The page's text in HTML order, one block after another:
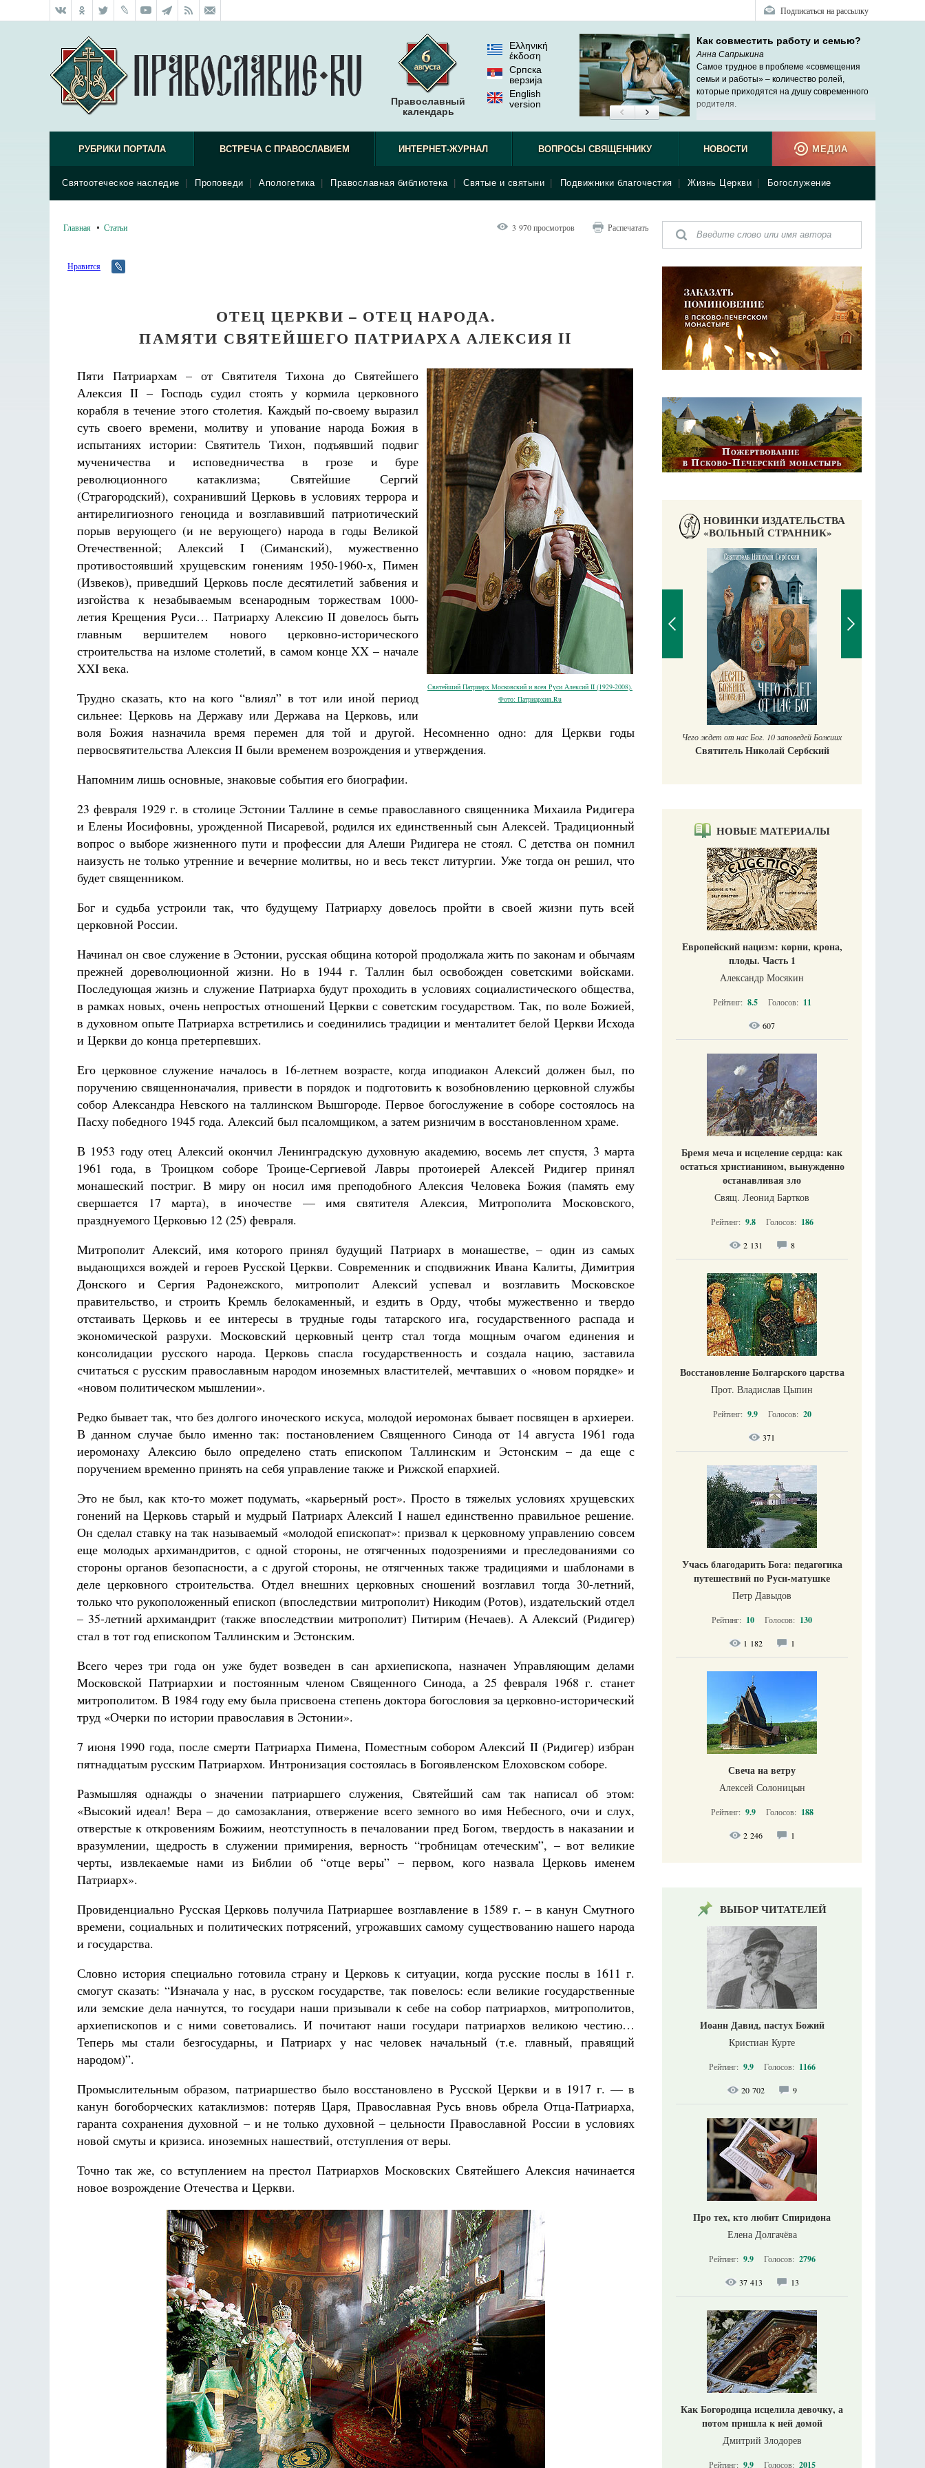
Подписаться на рассылку
Православный
календарь
Ελληνική
έκδοση
Српска
верзиjа
English
version
Как совместить работу и семью?
Анна Сапрыкина
Самое трудное в проблеме «совмещения
семьи и работы» – количество ролей,
которые приходятся на душу современного
родителя.
РУБРИКИ ПОРТАЛА ВСТРЕЧА С ПРАВОСЛАВИЕМ
Святоотеческое наследие Проповеди Апологетика Православная библиотека Святые и святыни Подвижники благочестия Жизнь Церкви Богослужение
ИНТЕРНЕТ-ЖУРНАЛ ВОПРОСЫ СВЯЩЕННИКУ НОВОСТИ МЕДИА
Главная Статьи 3 970 просмотров Распечатать
Нравится
ОТЕЦ ЦЕРКВИ – ОТЕЦ НАРОДА.
ПАМЯТИ СВЯТЕЙШЕГО ПАТРИАРХА АЛЕКСИЯ II
Святейший Патриарх Московский и всея Руси Алексий II (1929-2008).
Фото: Патриархия.Ru
Пяти Патриархам – от Святителя Тихона до Святейшего
Алексия II – Господь судил стоять у кормила церковного
корабля в течение этого столетия. Каждый по-своему выразил
суть своего времени, молитву и упование народа Божия в
испытаниях истории: Святитель Тихон, подъявший подвиг
мученичества и исповедничества в грозе и буре
революционного катаклизма; Святейшие Сергий
(Страгородский), сохранивший Церковь в условиях террора и
антирелигиозного геноцида и возглавивший патриотический
порыв верующего (и не верующего) народа в годы Великой
Отечественной; Алексий I (Симанский), мужественно
противостоявший хрущевским гонениям 1950-1960-х, Пимен
(Извеков), приведший Церковь после десятилетий забвения и
изгойства к незабываемым всенародным торжествам 1000-
летия Крещения Руси… Патриарху Алексию II довелось быть
главным вершителем нового церковно-исторического
строительства на изломе столетий, в самом конце XX – начале
XXI века.
Трудно сказать, кто на кого “влиял” в тот или иной период
сильнее: Церковь на Державу или Держава на Церковь, или
воля Божия назначила время перемен для той и другой. Несомненно одно: для Церкви годы
первосвятительства Алексия II были временем возрождения и утверждения.
Напомним лишь основные, знаковые события его биографии.
23 февраля 1929 г. в столице Эстонии Таллине в семье православного священника Михаила Ридигера
и Елены Иосифовны, урожденной Писаревой, родился их единственный сын Алексей. Традиционный
вопрос о выборе жизненного пути и профессии для Алеши Ридигера не стоял. С детства он помнил
наизусть не только утренние и вечерние молитвы, но и весь текст литургии. Уже тогда он решил, что
будет священником.
Бог и судьба устроили так, что будущему Патриарху довелось пройти в своей жизни путь всей
церковной России.
Начинал он свое служение в Эстонии, русская община которой продолжала жить по законам и обычаям
прежней дореволюционной жизни. Но в 1944 г. Таллин был освобожден советскими войсками.
Последующая жизнь и служение Патриарха будут проходить в условиях социалистического общества,
в рамках новых, очень непростых отношений Церкви с советским государством. Так, по воле Божией,
в духовном опыте Патриарха встретились и соединились традиции и менталитет белой Церкви Исхода
и Церкви до конца претерпевших.
Его церковное служение началось в 16-летнем возрасте, когда иподиакон Алексий должен был, по
поручению священноначалия, привести в порядок и подготовить к возобновлению церковной службы
собор Александра Невского на таллинском Вышгороде. Первое богослужение в соборе состоялось на
Пасху победного 1945 года. Алексий был псаломщиком, а затем ризничим в восстановленном храме.
В 1953 году отец Алексий окончил Ленинградскую духовную академию, восемь лет спустя, 3 марта
1961 года, в Троицком соборе Троице-Сергиевой Лавры протоиерей Алексей Ридигер принял
монашеский постриг. В миру он носил имя преподобного Алексия Человека Божия (память ему
свершается 17 марта), в иночестве — имя святителя Алексия, Митрополита Московского,
празднуемого Церковью 12 (25) февраля.
Митрополит Алексий, имя которого принял будущий Патриарх в монашестве, – один из самых
выдающихся вождей и героев Русской Церкви. Современник и сподвижник Ивана Калиты, Димитрия
Донского и Сергия Радонежского, митрополит Алексий успевал и возглавить Московское
правительство, и строить Кремль белокаменный, и ездить в Орду, чтобы мужественно и твердо
отстаивать Церковь и ее интересы в трудные годы татарского ига, государственного распада и
экономической разрухи. Московский церковный центр стал тогда мощным очагом единения и
консолидации русского народа. Церковь спасла государственность и создала нацию, заставила
считаться с русским православным народом иноземных властителей, мечтавших о «новом порядке» и
«новом политическом мышлении».
Редко бывает так, что без долгого иноческого искуса, молодой иеромонах бывает посвящен в архиереи.
В данном случае было именно так: постановлением Священного Синода от 14 августа 1961 года
иеромонаху Алексию было определено стать епископом Таллинским и Эстонским – да еще с
поручением временно принять на себя управление также и Рижской епархией.
Это не был, как кто-то может подумать, «карьерный рост». Просто в тяжелых условиях хрущевских
гонений на Церковь старый и мудрый Патриарх Алексий I нашел единственно правильное решение.
Он сделал ставку на так называемый «молодой епископат»: призвал к церковному управлению совсем
еще молодых архимандритов, с одной стороны, не отягченных подозрениями и преследованиями со
стороны органов безопасности, а с другой стороны, не отягченных также традициями и шаблонами в
деле церковного строительства. Отдел внешних церковных сношений возглавил тогда 30-летний,
только что рукоположенный епископ (впоследствии митрополит) Никодим (Ротов), издательский отдел
– 35-летний архимандрит (также впоследствии митрополит) Питирим (Нечаев). А Алексий (Ридигер)
стал в тот год епископом Таллинским и Эстонским.
Всего через три года он уже будет возведен в сан архиепископа, назначен Управляющим делами
Московской Патриархии и постоянным членом Священного Синода, а 25 февраля 1968 г. станет
митрополитом. В 1984 году ему была присвоена степень доктора богословия за церковно-исторический
труд «Очерки по истории православия в Эстонии».
7 июня 1990 года, после смерти Патриарха Пимена, Поместным собором Алексий II (Ридигер) избран
пятнадцатым русским Патриархом. Интронизация состоялась в Богоявленском Елоховском соборе.
Размышляя однажды о значении патриаршего служения, Святейший сам так написал об этом:
«Высокий идеал! Вера – до самозаклания, отвержение всего земного во имя Небесного, очи и слух,
отверстые к откровениям Божиим, неотступность в печаловании пред Богом, твердость в наказании и
вразумлении, щедрость в служении примирения, верность “гробницам отеческим”, – вот великие
черты, извлекаемые нами из Библии об “отце веры” – первом, кого назвала Церковь именем
Патриарх».
Провиденциально Русская Церковь получила Патриаршее возглавление в 1589 г. – в канун Смутного
времени, социальных и политических потрясений, угрожавших самому существованию нашего народа
и государства.
Словно история специально готовила страну и Церковь к ситуации, когда русские послы в 1611 г.
смогут сказать: “Изначала у нас, в русском государстве, так повелось: если великие государственные
или земские дела начнутся, то государи наши призывали к себе на собор патриархов, митрополитов,
архиепископов и с ними советовались. И почитают наши государи патриархов великою честию…
Теперь мы стали безгосударны, и Патриарх у нас человек начальный (т.е. главный, правящий
народом)”.
Промыслительным образом, патриаршество было восстановлено в Русской Церкви и в 1917 г. — в
канун богоборческих катаклизмов: потеряв Царя, Православная Русь вновь обрела Отца-Патриарха,
гаранта сохранения духовной – и не только духовной – цельности Православной России в условиях
новой смуты и кризиса. иноземных нашествий, отступления от веры.
Точно так же, со вступлением на престол Патриархов Московских Святейшего Алексия начинается
новое возрождение Отечества и Церкви.
НОВИНКИ ИЗДАТЕЛЬСТВА
«ВОЛЬНЫЙ СТРАННИК»
Разлуки не будет
Фредерика де Грааф Как найти своё место в жизни
Кирилл Мурышев
Роман Котов Чего ждет от нас Бог. 10 заповедей Божиих
Святитель Николай Сербский
НОВЫЕ МАТЕРИАЛЫ
Европейский нацизм: корни, крона,
плоды. Часть 1
Александр Мосякин
Рейтинг: 8.5 Голосов: 11
607
Бремя меча и исцеление сердца: как
остаться христианином, вынужденно
останавливая зло
Свящ. Леонид Бартков
Рейтинг: 9.8 Голосов: 186
2 131 8
Восстановление Болгарского царства
Прот. Владислав Цыпин
Рейтинг: 9.9 Голосов: 20
371
Учась благодарить Бога: педагогика
путешествий по Руси-матушке
Петр Давыдов
Рейтинг: 10 Голосов: 130
1 182 1
Свеча на ветру
Алексей Солоницын
Рейтинг: 9.9 Голосов: 188
2 246 1
ВЫБОР ЧИТАТЕЛЕЙ
Иоанн Давид, пастух Божий
Кристиан Курте
Рейтинг: 9.9 Голосов: 1166
20 702 9
Про тех, кто любит Спиридона
Елена Долгачёва
Рейтинг: 9.9 Голосов: 2796
37 413 13
Как Богородица исцелила девочку, а
потом пришла к ней домой
Дмитрий Злодорев
Рейтинг: 9.9 Голосов: 2015